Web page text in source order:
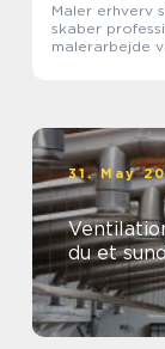
Maler erhverv sådan
skaber
malerarbejde
31. May
du et